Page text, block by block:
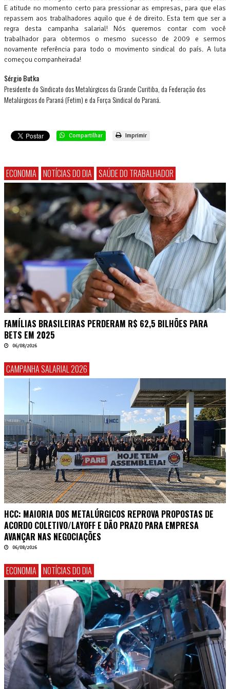
E atitude no momento certo para pressionar as empresas, para que elas
repassem aos trabalhadores aquilo que é de direito. Esta tem que ser a
regra desta campanha salarial! Nós queremos contar com você
trabalhador para obtermos o mesmo sucesso de 2009 e sermos
novamente referência para todo o movimento sindical do país. A luta
começou companheirada!
Sérgio Butka
Presidente do Sindicato dos Metalúrgicos da Grande Curitiba, da Federação dos
Metalúrgicos do Paraná (Fetim) e da Força Sindical do Paraná.
Compartilhar Imprimir
ECONOMIA NOTÍCIAS DO DIA SAÚDE DO TRABALHADOR
FAMÍLIAS BRASILEIRAS PERDERAM R$ 62,5 BILHÕES PARA
BETS EM 2025
06/08/2026
CAMPANHA SALARIAL 2026
HCC: MAIORIA DOS METALÚRGICOS REPROVA PROPOSTAS DE
ACORDO COLETIVO/LAYOFF E DÃO PRAZO PARA EMPRESA
AVANÇAR NAS NEGOCIAÇÕES
06/08/2026
ECONOMIA NOTÍCIAS DO DIA